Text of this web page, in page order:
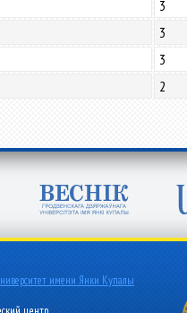
3
3
3
2
имени Янки Купалы